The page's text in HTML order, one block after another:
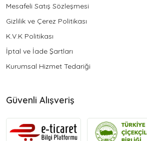
Mesafeli Satış Sözleşmesi
Gizlilik ve Çerez Politikası
K.V.K Politikası
İptal ve İade Şartları
Kurumsal Hizmet Tedariği
Güvenli Alışveriş